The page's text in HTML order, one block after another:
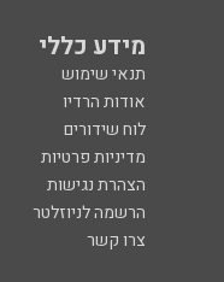
מידע כללי
תנאי שימוש
אודות הרדיו
לוח שידורים
מדיניות פרטיות
הצהרת נגישות
הרשמה לניוזלטר
צרו קשר